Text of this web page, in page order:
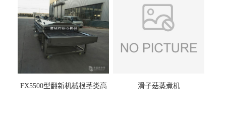
FX5500型翻新机械根茎类高
滑子菇蒸煮机